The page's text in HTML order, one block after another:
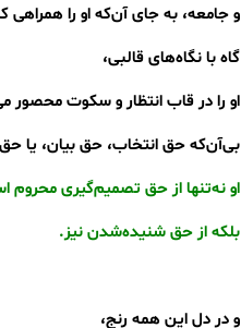
و جامعه، به جای آن‌که او را همراهی
گاه با نگاه‌های قالبی،
او را در قاب انتظار و سکوت محصور
بی‌آن‌که حق انتخاب، حق بیان، یا
او نه‌تنها از حق تصمیم‌گیری محروم
بلکه از حق شنیده‌شدن نیز.
و در دل این همه رنج،